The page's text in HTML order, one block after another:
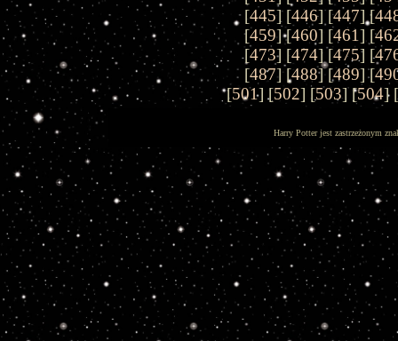
[445] [446] [447] [
[459] [460] [461] [
[473] [474] [475] [
[487] [488] [489] [
[501] [502] [503] [504] [
Harry Potter jest zastrzeżonym